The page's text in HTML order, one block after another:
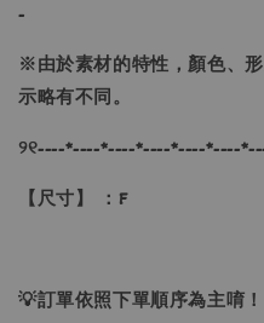
-
※由於素材的特性，顏色、
示略有不同。
୨୧----*----*----*----*----*----
【尺寸】 ：F
💡訂單依照下單順序為主唷！